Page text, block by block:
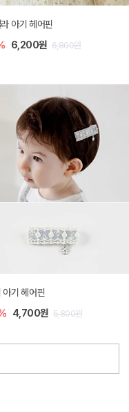
아기 헤어핀
6,200원 6,800원
아기 헤어핀
4,700원 5,800원